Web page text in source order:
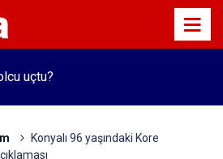
uçtu?
Konyalı 96 yaşındaki Kore